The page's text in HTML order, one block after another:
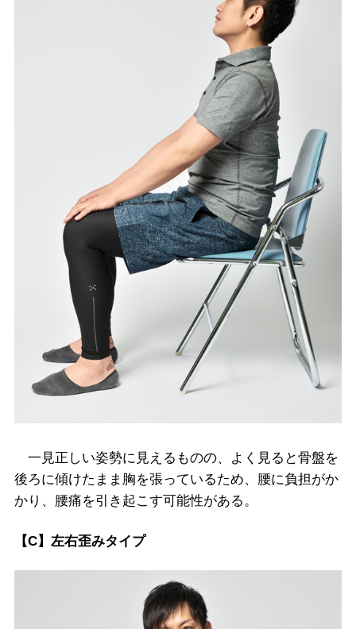
一見正しい姿勢に見えるものの、よく見ると骨盤を
後ろに傾けたまま胸を張っているため、腰に負担がか
かり、腰痛を引き起こす可能性がある。
【C】左右歪みタイプ